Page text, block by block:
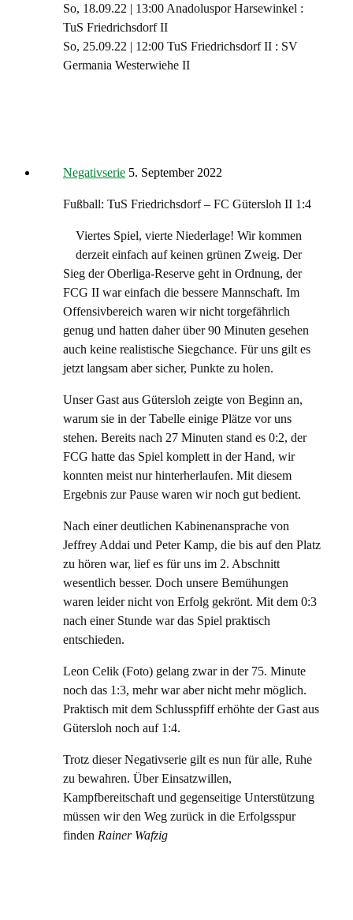
So, 18.09.22 | 13:00 Anadoluspor Harsewinkel :
TuS Friedrichsdorf II
So, 25.09.22 | 12:00 TuS Friedrichsdorf II : SV
Germania Westerwiehe II
Negativserie 5. September 2022
Fußball: TuS Friedrichsdorf – FC Gütersloh II 1:4
Viertes Spiel, vierte Niederlage! Wir kommen
derzeit einfach auf keinen grünen Zweig. Der
Sieg der Oberliga-Reserve geht in Ordnung, der
FCG II war einfach die bessere Mannschaft. Im
Offensivbereich waren wir nicht torgefährlich
genug und hatten daher über 90 Minuten gesehen
auch keine realistische Siegchance. Für uns gilt es
jetzt langsam aber sicher, Punkte zu holen.
Unser Gast aus Gütersloh zeigte von Beginn an,
warum sie in der Tabelle einige Plätze vor uns
stehen. Bereits nach 27 Minuten stand es 0:2, der
FCG hatte das Spiel komplett in der Hand, wir
konnten meist nur hinterherlaufen. Mit diesem
Ergebnis zur Pause waren wir noch gut bedient.
Nach einer deutlichen Kabinenansprache von
Jeffrey Addai und Peter Kamp, die bis auf den Platz
zu hören war, lief es für uns im 2. Abschnitt
wesentlich besser. Doch unsere Bemühungen
waren leider nicht von Erfolg gekrönt. Mit dem 0:3
nach einer Stunde war das Spiel praktisch
entschieden.
Leon Celik (Foto) gelang zwar in der 75. Minute
noch das 1:3, mehr war aber nicht mehr möglich.
Praktisch mit dem Schlusspfiff erhöhte der Gast aus
Gütersloh noch auf 1:4.
Trotz dieser Negativserie gilt es nun für alle, Ruhe
zu bewahren. Über Einsatzwillen,
Kampfbereitschaft und gegenseitige Unterstützung
müssen wir den Weg zurück in die Erfolgsspur
finden Rainer Wafzig